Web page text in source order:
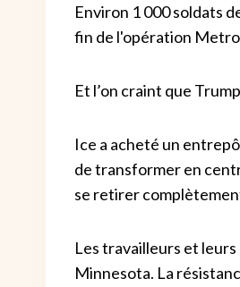
Environ 1 000 soldats
fin de l'opération Metro
Et l’on craint que
Ice a acheté un
de transformer en
se retirer
Les travailleurs et
Minnesota. La